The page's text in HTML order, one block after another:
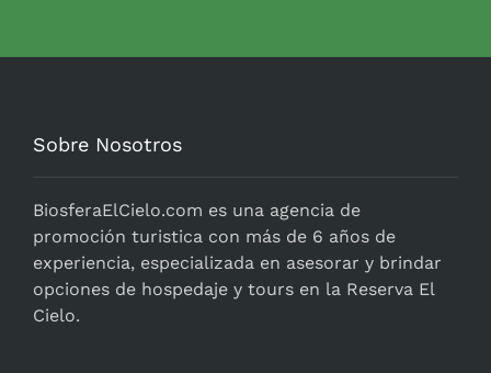
Sobre Nosotros
BiosferaElCielo.com es una agencia de
promoción turistica con más de 6 años de
experiencia, especializada en asesorar y brindar
opciones de hospedaje y tours en la Reserva El
Cielo.